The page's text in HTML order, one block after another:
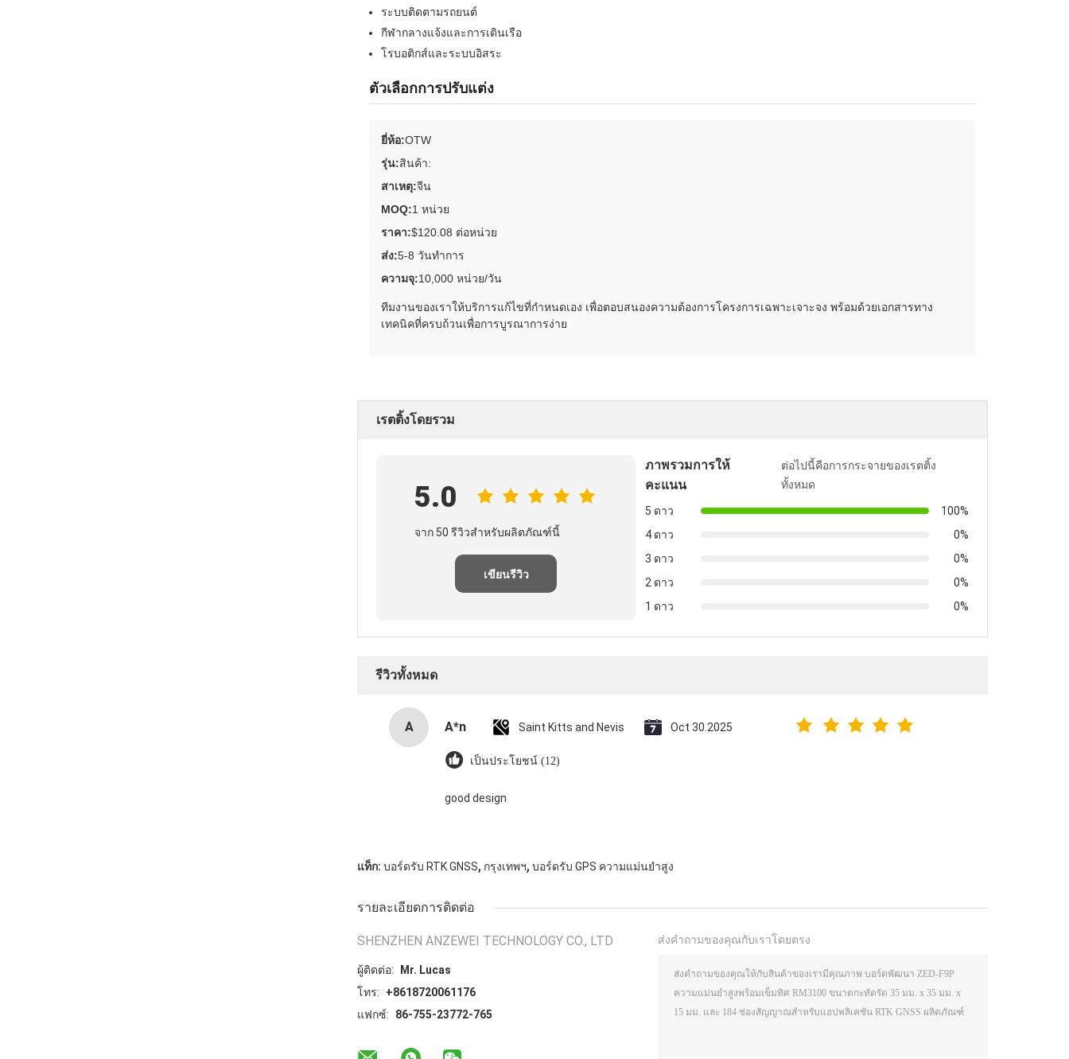
ระบบติดตามรถยนต์
กีฬากลางแจ้งและการเดินเรือ
โรบอติกส์และระบบอิสระ
ตัวเลือกการปรับแต่ง
ยี่ห้อ:OTW
รุ่น:สินค้า:
สาเหตุ:จีน
MOQ:1 หน่วย
ราคา:$120.08 ต่อหน่วย
ส่ง:5-8 วันทําการ
ความจุ:10,000 หน่วย/วัน
ทีมงานของเราให้บริการแก้ไขที่กําหนดเอง เพื่อตอบสนองความต้องการโครงการเฉพาะเจาะจง พร้อมด้วยเอกสารทาง
เทคนิคที่ครบถ้วนเพื่อการบูรณาการง่าย
เรตติ้งโดยรวม
5.0
จาก 50 รีวิวสำหรับผลิตภัณฑ์นี้
เขียนรีวิว
ภาพรวมการให้
คะแนน
ต่อไปนี้คือการกระจายของเรตติ้ง
ทั้งหมด
5 ดาว
100%
4 ดาว
0%
3 ดาว
0%
2 ดาว
0%
1 ดาว
0%
รีวิวทั้งหมด
A A*n Saint Kitts and Nevis Oct 30.2025
เป็นประโยชน์ (12)
good design
แท็ก: บอร์ดรับ RTK GNSS, กรุงเทพฯ, บอร์ดรับ GPS ความแม่นยําสูง
รายละเอียดการติดต่อ
SHENZHEN ANZEWEI TECHNOLOGY CO., LTD
ผู้ติดต่อ:
Mr. Lucas
โทร:
+8618720061176
แฟกซ์:
86-755-23772-765
ส่งคำถามของคุณกับเราโดยตรง